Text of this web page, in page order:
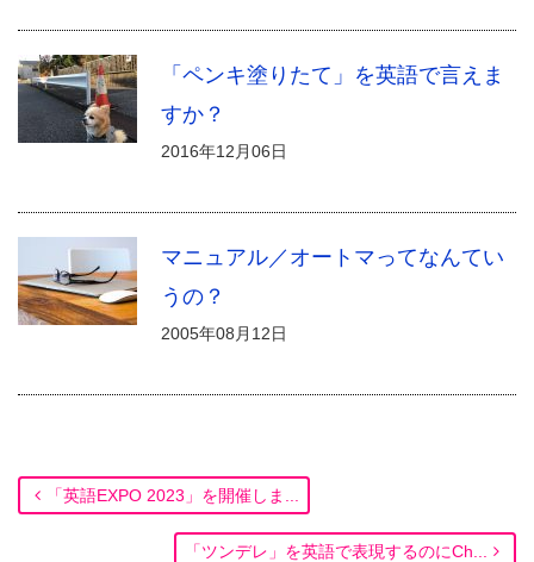
「ペンキ塗りたて」を英語で言えま
すか？
2016年12月06日
マニュアル／オートマってなんてい
うの？
2005年08月12日
「英語EXPO 2023」を開催しま...
「ツンデレ」を英語で表現するのにCh...